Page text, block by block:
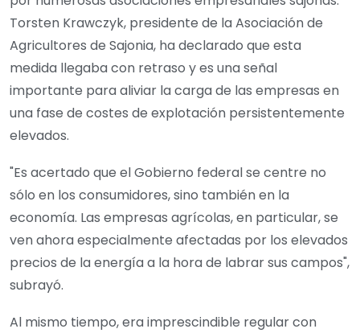
Torsten Krawczyk, presidente de la Asociación de
Agricultores de Sajonia, ha declarado que esta
medida llegaba con retraso y es una señal
importante para aliviar la carga de las empresas en
una fase de costes de explotación persistentemente
elevados.
"Es acertado que el Gobierno federal se centre no
sólo en los consumidores, sino también en la
economía. Las empresas agrícolas, en particular, se
ven ahora especialmente afectadas por los elevados
precios de la energía a la hora de labrar sus campos",
subrayó.
Al mismo tiempo, era imprescindible regular con